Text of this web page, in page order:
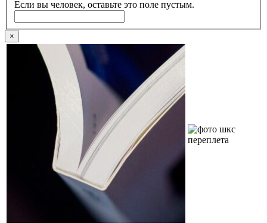
Если вы человек, оставьте это поле пустым.
×